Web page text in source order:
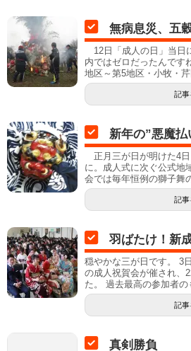
無病息災、五
12日「成人の日」当日
内ではゼロだったんで
地区～第5地区・小牧・
記事
新年の”悪魔払
正月三が日が明けた4
に。成人式に次ぐ公式
会では毎年恒例の獅子舞
記事
羽ばたけ！新
穏やかな三が日です。 3
の成人祝賀会が催され、
た。 過去最高の参加者の
記事
真剣勝負